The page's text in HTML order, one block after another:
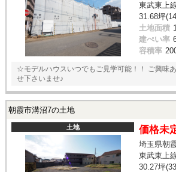
東武東上
31.68坪
土地面積
建ぺい率
容積率
☆モデルハウスいつでもご見学可能！！ ご興味
せ下さいませ♪
朝霞市溝沼7の土地
土地 価格未
埼玉県朝
東武東上
30.27坪